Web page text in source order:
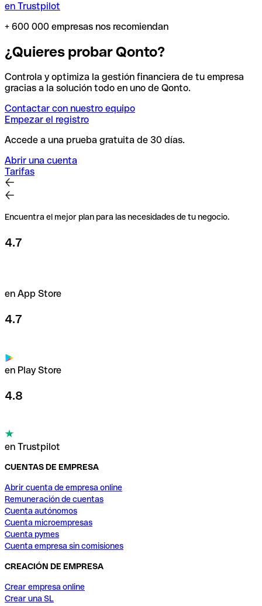
en Trustpilot
+ 600 000 empresas nos recomiendan
¿Quieres probar Qonto?
Controla y optimiza la gestión financiera de tu empresa
gracias a la solución todo en uno de Qonto.
Contactar con nuestro equipo
Empezar el registro
Accede a una prueba gratuita de 30 días.
Abrir una cuenta
Tarifas
Encuentra el mejor plan para las necesidades de tu negocio.
4.7
en App Store
4.7
en Play Store
4.8
en Trustpilot
CUENTAS DE EMPRESA
Abrir cuenta de empresa online
Remuneración de cuentas
Cuenta autónomos
Cuenta microempresas
Cuenta pymes
Cuenta empresa sin comisiones
CREACIÓN DE EMPRESA
Crear empresa online
Crear una SL